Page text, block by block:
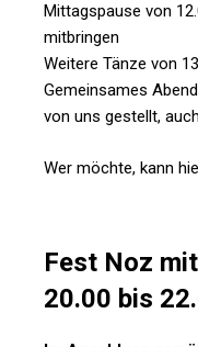
Mittagspause von
mitbringen
Weitere Tänze von
Gemeinsames
von uns gestellt,
Wer möchte, kann
Fest Noz
20.00 bis